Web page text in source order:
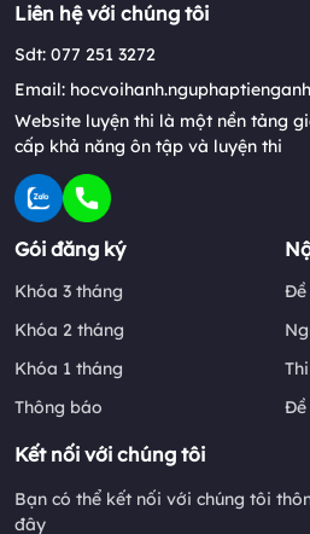
Liên hệ với chúng tôi
Sdt: 077 251 3272
Email:
Website luyện thi là một nền tảng
cấp khả năng ôn tập và luyện thi
Gói đăng ký
Khóa 3 tháng
Khóa 2 tháng
Khóa 1 tháng
Thông báo
Đề
Đề
Kết nối với chúng tôi
Bạn có thể kết nối với chúng tôi
đây